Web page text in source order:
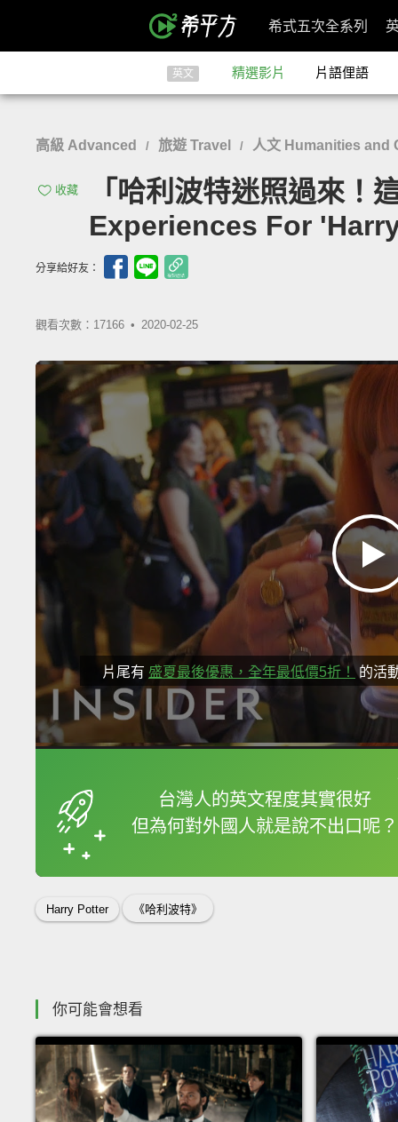
希式五次全系列
英文 精選影片 片語俚語
高級 Advanced / 旅遊 Travel / 人文 Humanities and
收藏
「哈利波特迷照過來
Experiences For
分享給好友：
觀看次數：17166 • 2020-02-25
片尾有 盛夏最後優惠，全年最低價5折！的活
台灣人的英文程度其實很好
但為何對外國人就是說不出口呢？
框選或點兩下字幕可
Harry Potter 《哈利波特》
你可能會想看